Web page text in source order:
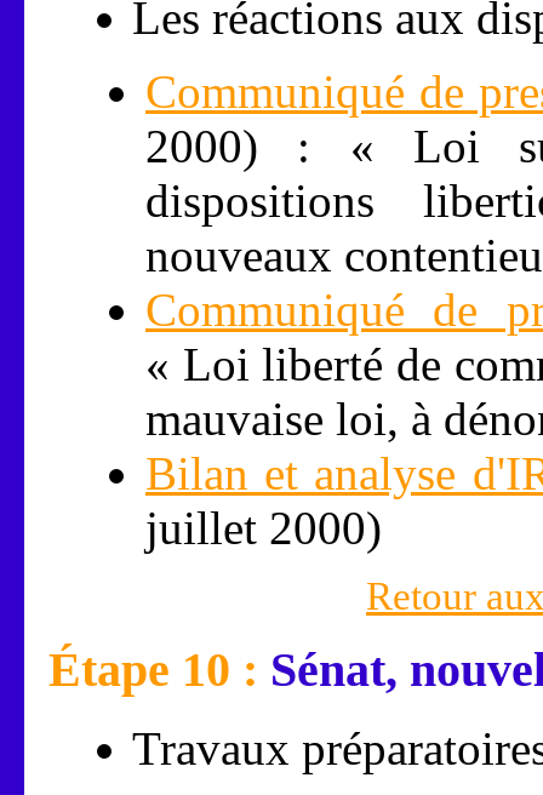
Les réactions aux
Communiqué de
2000) : « Loi
dispositions
nouveaux
Communiqué de
« Loi liberté de
mauvaise loi, à
Bilan et analyse
juillet 2000)
Retour
Étape 10 : Sénat,
Travaux